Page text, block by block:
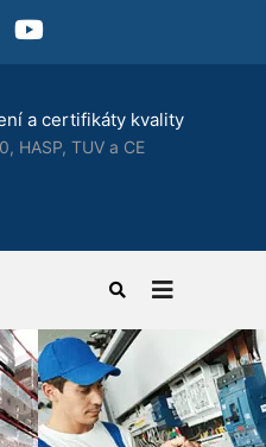
Instagram
Nejlepší řešení HR pro firmy
Komplexní outsourcing HR a